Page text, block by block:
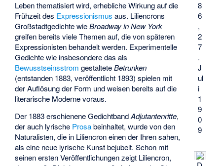
8
6
,
2
7
.
J
ul
i
1
9
0
9
Leben thematisiert wird, erhebliche Wirkung auf die
Frühzeit des Expressionismus aus. Liliencrons
Großstadtgedichte wieBroadway in New York
greifen bereits viele Themen auf, die von späteren
Expressionisten behandelt werden. Experimentelle
Gedichte wie insbesondere das als
Bewusstseinsstrom gestalteteBetrunken
(entstanden 1883, veröffentlicht 1893) spielen mit
der Auflösung der Form und weisen bereits auf die
literarische Moderne voraus.
Der 1883 erschienene GedichtbandAdjutantenritte,
der auch lyrische Prosabeinhaltet, wurde von den
Naturalisten, die in Liliencron einen der Ihren sahen,
als eine neue lyrische Kunst bejubelt. Schon mit
seinen ersten Veröffentlichungen zeigt Liliencron,